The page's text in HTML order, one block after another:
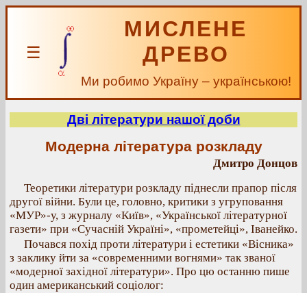
☰
МИСЛЕНЕ
ДРЕВО
Ми робимо Україну – українською!
Дві літератури нашої доби
Модерна література розкладу
Дмитро Донцов
Теоретики літератури розкладу піднесли прапор після
другої війни. Були це, головно, критики з угруповання
«МУР»-у, з журналу «Київ», «Української літературної
газети» при «Сучасній Україні», «прометейці», Іванейко.
Почався похід проти літератури і естетики «Вісника»
з заклику йти за «современними вогнями» так званої
«модерної західної літератури». Про цю останню пише
один американський соціолог: